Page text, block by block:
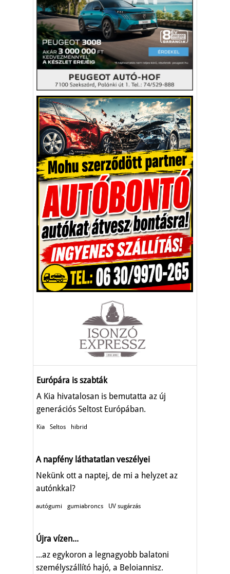
Európára is szabták
A Kia hivatalosan is bemutatta az új
generációs Seltost Európában.
Kia Seltos hibrid
A napfény láthatatlan veszélyei
Nekünk ott a naptej, de mi a helyzet az
autónkkal?
autógumi gumiabroncs UV sugárzás
Újra vízen...
...az egykoron a legnagyobb balatoni
személyszállító hajó, a Beloiannisz.